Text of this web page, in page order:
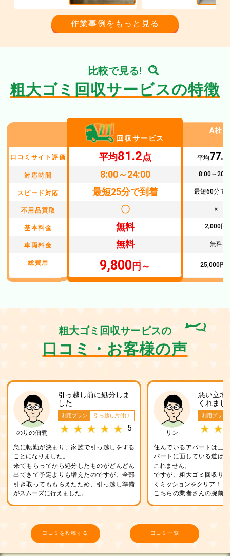
作業事例をもっと見る
比較で見る!
粗大ゴミ回収サービスの特徴
回収サービス
A社
口コミサイト評価 平均81.2点 平均77.2
対応時間 8:00～24:00 8:00～
スピード対応 最短25分で到着 最短60分で
不用品買取 〇 ×
基本料金 無料 2,000円
車両料金 無料 無料
総費用 9,800円～ 25,000円
粗大ゴミ回収サービスの
口コミ・お客様の声
のりの佃煮
引っ越し前に処分しま
した
利用プラン 引っ越し片付け
5
急に転勤が決まり、家族で引っ越しをする
ことになりました。
来てもらってから処分したものがどんどん
出てきて予定よりも増えたのですが、全部
引き取ってももらえたため、引っ越し準備
がスムーズに行えました。
リン
悪い立地
くれまし
利用プラン
住んでいるアパートは三
パートに面している道は
これません。
ですが、粗大ゴミ回収サ
くミッションをクリア！
こちらの業者さんの腕前
口コミを投稿する 口コミ一覧